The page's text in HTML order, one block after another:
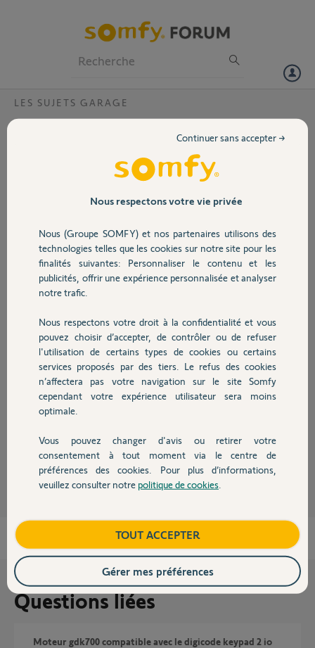
Volet
Sécurité
Domotique
Chauffage
Autres produits
Devis avec un pro
Contact
LES SUJETS GARAGE
telecommande pour porte de garage
quelle est la distance minimale et maximale pour ouvrir la porte de
Robert S.
Participer au fil de discussion
Réponses
Ce sera en fonction de votre environnement.
Pourquoi cette question ?
Anonyme il y a environ 2 ans
Questions liées
Moteur gdk700 compatible avec le digicode keypad 2 io
Nous respectons votre vie privée
Nous (Groupe SOMFY) et nos partenaires utilisons des
technologies telles que les cookies sur notre site pour les
finalités suivantes: Personnaliser le contenu et les
publicités, offrir une expérience personnalisée et analyser
notre trafic.
Nous respectons votre droit à la confidentialité et vous
pouvez choisir d’accepter, de contrôler ou de refuser
l'utilisation de certains types de cookies ou certains
services proposés par des tiers. Le refus des cookies
n’affectera pas votre navigation sur le site Somfy
cependant votre expérience utilisateur sera moins
optimale.
Vous pouvez changer d'avis ou retirer votre
consentement à tout moment via le centre de
préférences des cookies. Pour plus d’informations,
veuillez consulter notre politique de cookies
Continuer sans accepter →
TOUT ACCEPTER
Gérer mes préférences